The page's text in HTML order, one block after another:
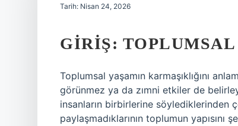
Tarih: Nisan 24, 2026
GIRIŞ:
Toplumsal yaşamın karmaşıklığını
görünmez ya da zımni etkiler de
insanların birbirlerine söylediklerinden
paylaşmadıklarının toplumun